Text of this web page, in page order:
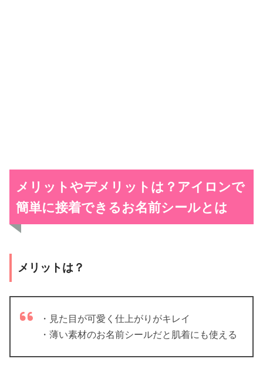
メリットやデメリットは？アイロンで
簡単に接着できるお名前シールとは
メリットは？
・見た目が可愛く仕上がりがキレイ
・薄い素材のお名前シールだと肌着にも使える